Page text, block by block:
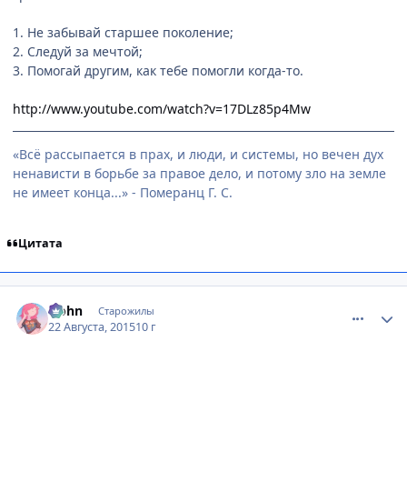
1. Не забывай старшее поколение;
2. Следуй за мечтой;
3. Помогай другим, как тебе помогли когда-то.
http://www.youtube.com/watch?v=17DLz85p4Mw
«Всё рассыпается в прах, и люди, и системы, но вечен дух
ненависти в борьбе за правое дело, и потому зло на земле
не имеет конца...» - Померанц Г. С.
Цитата
Hohn Старожилы
22 Августа, 201510 г